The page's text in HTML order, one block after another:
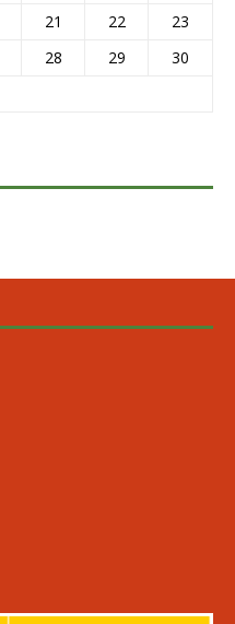
21 22
23
28 29
30